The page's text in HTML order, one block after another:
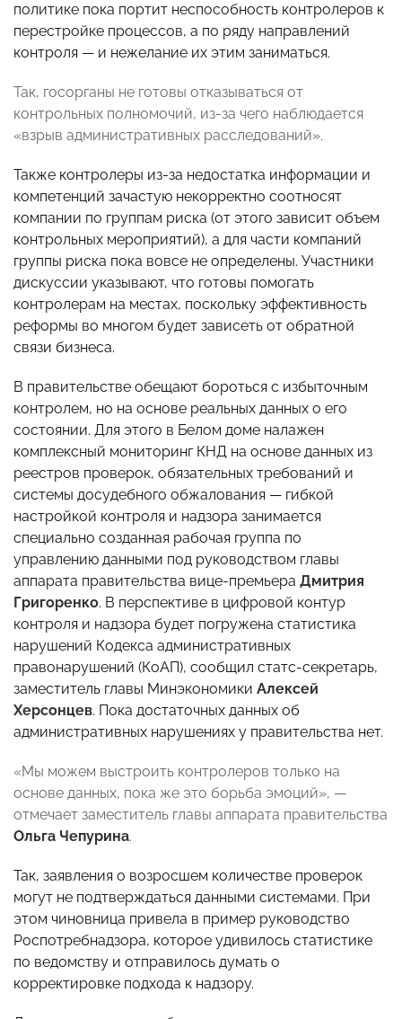
политике пока портит неспособность контролеров к
перестройке процессов, а по ряду направлений
контроля — и нежелание их этим заниматься.
Так, госорганы не готовы отказываться от
контрольных полномочий, из-за чего наблюдается
«взрыв административных расследований».
Также контролеры из-за недостатка информации и
компетенций зачастую некорректно соотносят
компании по группам риска (от этого зависит объем
контрольных мероприятий), а для части компаний
группы риска пока вовсе не определены. Участники
дискуссии указывают, что готовы помогать
контролерам на местах, поскольку эффективность
реформы во многом будет зависеть от обратной
связи бизнеса.
В правительстве обещают бороться с избыточным
контролем, но на основе реальных данных о его
состоянии. Для этого в Белом доме налажен
комплексный мониторинг КНД на основе данных из
реестров проверок, обязательных требований и
системы досудебного обжалования — гибкой
настройкой контроля и надзора занимается
специально созданная рабочая группа по
управлению данными под руководством главы
аппарата правительства вице-премьера Дмитрия
Григоренко. В перспективе в цифровой контур
контроля и надзора будет погружена статистика
нарушений Кодекса административных
правонарушений (КоАП), сообщил статс-секретарь,
заместитель главы Минэкономики Алексей
Херсонцев. Пока достаточных данных об
административных нарушениях у правительства нет.
«Мы можем выстроить контролеров только на
основе данных, пока же это борьба эмоций», —
отмечает заместитель главы аппарата правительства
Ольга Чепурина.
Так, заявления о возросшем количестве проверок
могут не подтверждаться данными системами. При
этом чиновница привела в пример руководство
Роспотребнадзора, которое удивилось статистике
по ведомству и отправилось думать о
корректировке подхода к надзору.